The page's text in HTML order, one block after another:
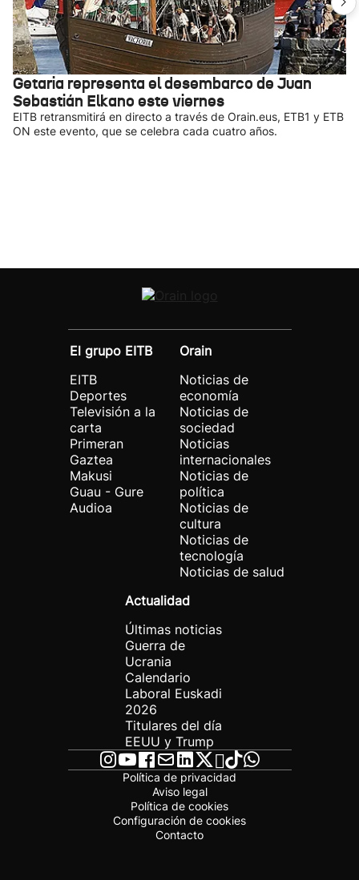
Getaria representa el desembarco de Juan
Sebastián Elkano este viernes
EITB retransmitirá en directo a través de Orain.eus, ETB1 y ETB
ON este evento, que se celebra cada cuatro años.
El grupo EITB
EITB
Deportes
Televisión a la
carta
Primeran
Gaztea
Makusi
Guau - Gure
Audioa
Orain
Noticias de
economía
Noticias de
sociedad
Noticias
internacionales
Noticias de
política
Noticias de
cultura
Noticias de
tecnología
Noticias de salud
Actualidad
Últimas noticias
Guerra de
Ucrania
Calendario
Laboral Euskadi
2026
Titulares del día
EEUU y Trump
Política de privacidad
Aviso legal
Política de cookies
Configuración de cookies
Contacto